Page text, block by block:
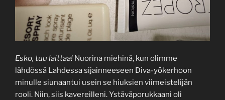
Esko, tuu laittaa! Nuorina miehinä, kun olimme
lähdössä Lahdessa sijainneeseen Diva-yökerhoon
minulle siunaantui usein se hiuksien viimeistelijän
rooli. Niin, siis kavereilleni. Ystäväporukkaani oli